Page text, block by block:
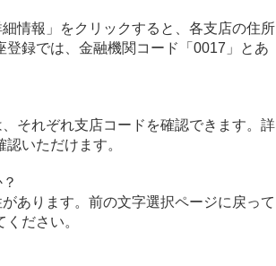
情報」をクリックすると、各支店の住所
録では、金融機関コード「0017」とあ
それぞれ支店コードを確認できます。詳
いただけます。
あります。前の文字選択ページに戻って
ださい。